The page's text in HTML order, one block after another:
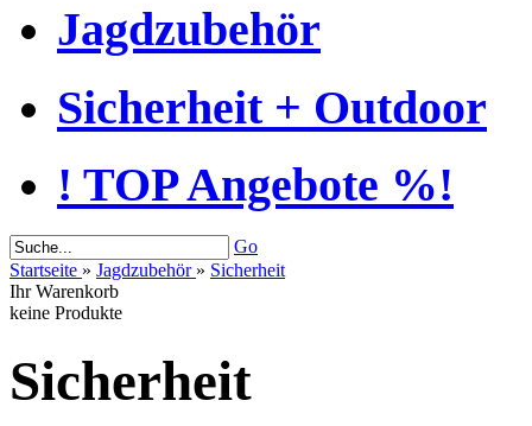
Jagdzubehör
Sicherheit + Outdoor
! TOP Angebote %!
Go
Startseite » Jagdzubehör » Sicherheit
Ihr Warenkorb
keine Produkte
Sicherheit